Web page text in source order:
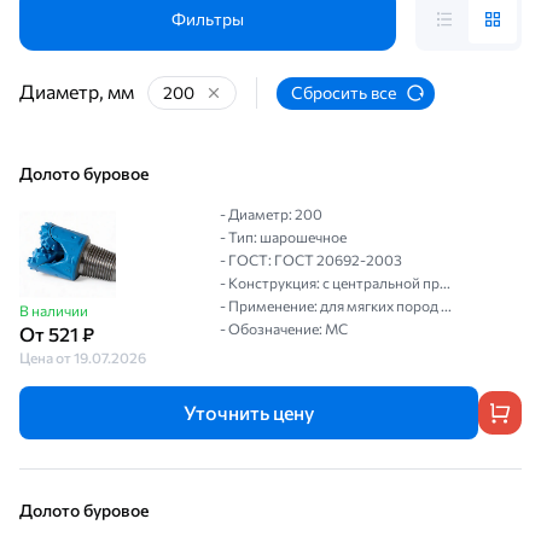
Фильтры
Диаметр, мм 200 Сбросить все
Долото буровое
В наличии
От 521 ₽
Цена от 19.07.2026
- Диаметр: 200
- Тип: шарошечное
- ГОСТ: ГОСТ 20692-2003
- Конструкция: с центральной пр...
- Применение: для мягких пород ...
- Обозначение: МС
Уточнить цену
Долото буровое